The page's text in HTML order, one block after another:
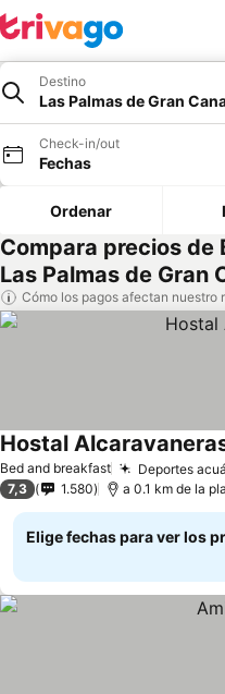
Destino
Las Palmas de Gran
Check-in/out
Fechas
Ordenar
Compara precios de
Las Palmas de Gran
Cómo los pagos afectan nuestro
Bed and breakfast Deportes
Hostal
7,3 1.580 a 0.1 km de la
Elige fechas para ver los